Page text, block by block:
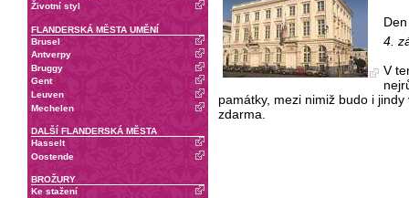
Životní styl
FLANDERSKÁ MĚSTA UMĚNÍ
Brusel
Antverpy
Bruggy
Gent
Leuven
Mechelen
DALŠÍ FLANDERSKÁ MĚSTA
Hasselt
Oostende
BROŽURY
Ke stažení
4.
V
památky, mezi nimiž budo i
zdarma.